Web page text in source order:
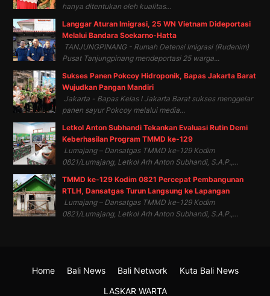
hanya ditentukan oleh kualitas...
Langgar Aturan Imigrasi, 25 WN Vietnam Dideportasi
Melalui Bandara Soekarno-Hatta
TANJUNGPINANG - Rumah Detensi Imigrasi (Rudenim)
Pusat Tanjungpinang mendeportasi 25 warga...
Sukses Panen Pokcoy Hidroponik, Bapas Jakarta Barat
Wujudkan Pangan Mandiri
Jakarta - Bapas Kelas I Jakarta Barat sukses menggelar
panen sayur Pokcoy melalui media...
Letkol Anton Subhandi Tekankan Evaluasi Rutin Demi
Keberhasilan Program TMMD ke-129
Lumajang – Dansatgas TMMD ke-129 Kodim
0821/Lumajang, Letkol Arh Anton Subhandi, S.A.P.,...
TMMD ke-129 Kodim 0821 Percepat Pembangunan
RTLH, Dansatgas Turun Langsung ke Lapangan
Lumajang – Dansatgas TMMD ke-129 Kodim
0821/Lumajang, Letkol Arh Anton Subhandi, S.A.P.,...
LASKAR WARTA
Home Bali News Bali Network Kuta Bali News